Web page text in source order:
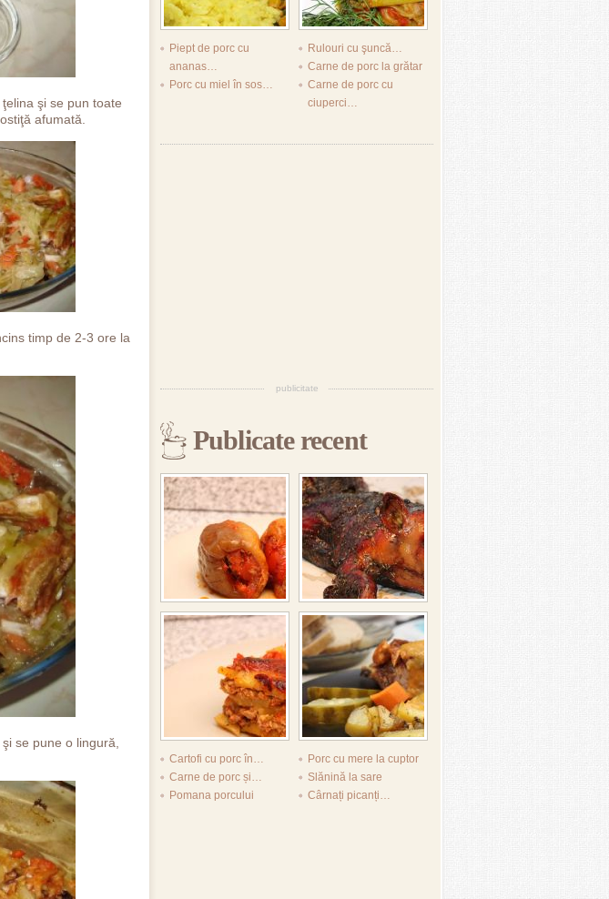
şi se pun toate
afumată.
timp de 2-3 ore la
se pune o lingură,
Piept de porc cu
ananas…
Rulouri cu şuncă…
Carne de porc la grătar
Porc cu miel în sos…
Carne de porc cu
ciuperci…
publicitate
Publicate recent
Cartofi cu porc în…
Porc cu mere la cuptor
Carne de porc și…
Slănină la sare
Pomana porcului
Cârnați picanți…